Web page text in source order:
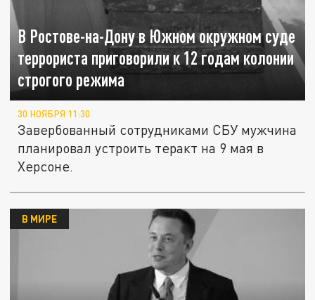
В Ростове-на-Дону в Южном окружном суде
террориста приговорили к 12 годам колонии
строгого режима
30 НОЯБРЯ 11:30
Завербованный сотрудниками СБУ мужчина
планировал устроить теракт на 9 мая в
Херсоне.
В МИРЕ